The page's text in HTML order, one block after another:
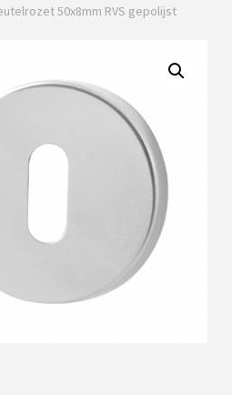
50x8mm RVS gepolijst